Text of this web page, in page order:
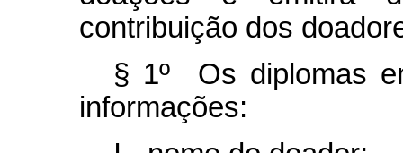
contribuição dos
§ 1º Os diplomas
informações: